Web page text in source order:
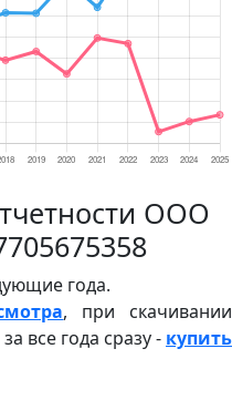
ООО
года.
, при скачивании
все года сразу - купить